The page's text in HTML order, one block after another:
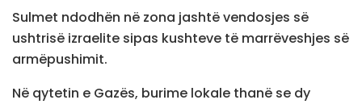
Sulmet ndodhën në zona jashtë vendosjes së
ushtrisë izraelite sipas kushteve të marrëveshjes së
armëpushimit.
Në qytetin e Gazës, burime lokale thanë se dy